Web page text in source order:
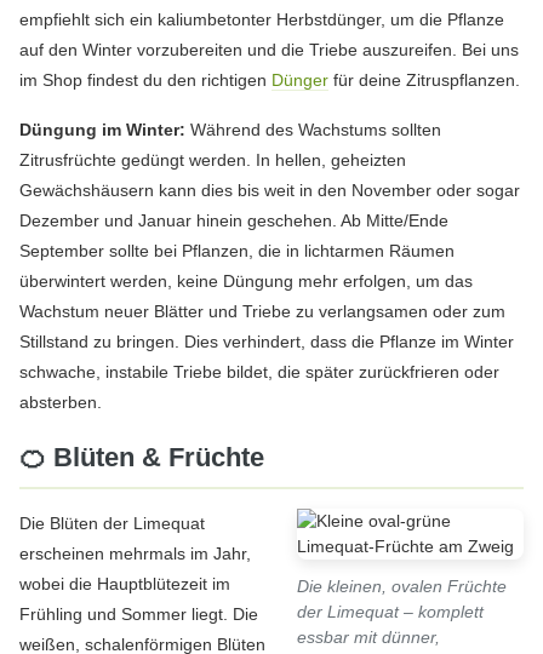
empfiehlt sich ein kaliumbetonter Herbstdünger, um die Pflanze
auf den Winter vorzubereiten und die Triebe auszureifen. Bei uns
im Shop findest du den richtigen Dünger für deine Zitruspflanzen.
Düngung im Winter: Während des Wachstums sollten
Zitrusfrüchte gedüngt werden. In hellen, geheizten
Gewächshäusern kann dies bis weit in den November oder sogar
Dezember und Januar hinein geschehen. Ab Mitte/Ende
September sollte bei Pflanzen, die in lichtarmen Räumen
überwintert werden, keine Düngung mehr erfolgen, um das
Wachstum neuer Blätter und Triebe zu verlangsamen oder zum
Stillstand zu bringen. Dies verhindert, dass die Pflanze im Winter
schwache, instabile Triebe bildet, die später zurückfrieren oder
absterben.
🍊 Blüten & Früchte
Die kleinen, ovalen Früchte
der Limequat – komplett
essbar mit dünner,
Die Blüten der Limequat
erscheinen mehrmals im Jahr,
wobei die Hauptblütezeit im
Frühling und Sommer liegt. Die
weißen, schalenförmigen Blüten